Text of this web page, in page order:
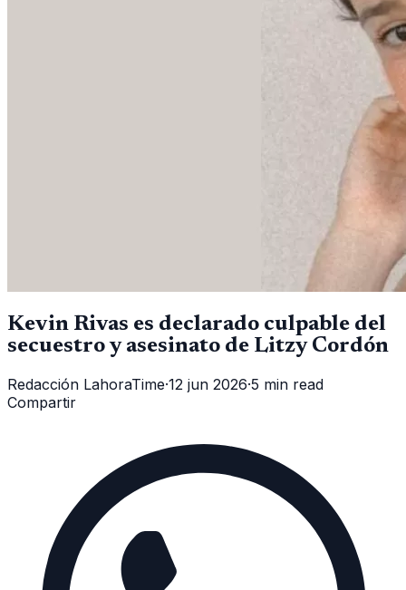
Kevin Rivas es declarado culpable del
secuestro y asesinato de Litzy Cordón
Redacción LahoraTime·12 jun 2026·5 min read
Compartir